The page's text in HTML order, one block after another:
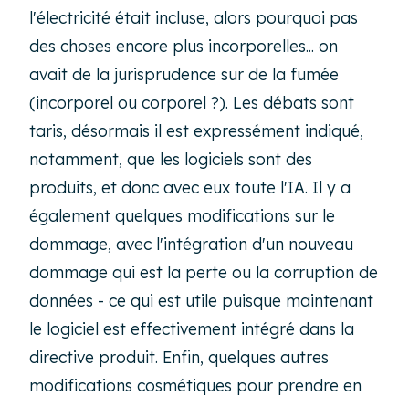
l'électricité était incluse, alors pourquoi pas
des choses encore plus incorporelles... on
avait de la jurisprudence sur de la fumée
(incorporel ou corporel ?). Les débats sont
taris, désormais il est expressément indiqué,
notamment, que les logiciels sont des
produits, et donc avec eux toute l'IA. Il y a
également quelques modifications sur le
dommage, avec l'intégration d'un nouveau
dommage qui est la perte ou la corruption de
données - ce qui est utile puisque maintenant
le logiciel est effectivement intégré dans la
directive produit. Enfin, quelques autres
modifications cosmétiques pour prendre en